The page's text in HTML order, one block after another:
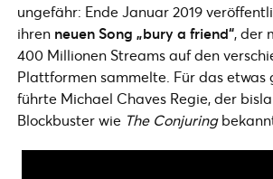
ungefähr: Ende Januar 2019
ihren neuen Song „bury a friend“, der
400 Millionen Streams auf den
Plattformen sammelte. Für das etwas
führte Michael Chaves Regie, der
Blockbuster wie The Conjuring